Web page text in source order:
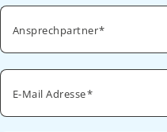
Ansprechpartner
E-Mail Adresse